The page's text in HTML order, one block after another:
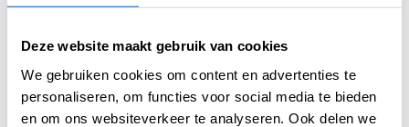
Deze website maakt gebruik van cookies
We gebruiken cookies om content en advertenties te
personaliseren, om functies voor social media te bieden
en om ons websiteverkeer te analyseren. Ook delen we
Merk:Winmau